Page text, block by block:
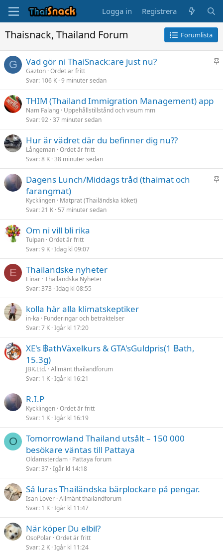
Logga in Registrera
Thaisnack, Thailand Forum Forumlista
G
K
s
Vad gör ni ThaiSnack:are just nu?
Gazton Ordet är fritt
Svar 106 K 9 minuter sedan
THIM (Thailand Immigration Management) app
Nam Falang Uppehållstillstånd och visum mm
Svar 92 37 minuter sedan
Hur är vädret där du befinner dig nu??
Långeman Ordet är fritt
Svar 8 K 38 minuter sedan
K
t
Dagens Lunch/Middags tråd (thaimat och
farangmat)
Kycklingen Matprat (Thailändska köket)
Svar 21 K 57 minuter sedan
Om ni vill bli rika
Tulpan Ordet är fritt
Svar 9 K Idag kl 09:07
E Thailandske nyheter
Einar Thailändska Nyheter
Svar 373 Idag kl 08:55
kolla här alla klimatskeptiker
in-ka
Funderingar och betraktelser
Svar 7 K Igår kl 17:20
XE's ฿athVäxelkurs & GTA'sGuldpris(1 ฿ath,
15.3g)
JBK.Ltd. Allmänt thailandforum
Svar 1 K Igår kl 16:21
R.I.P
Kycklingen Ordet är fritt
Svar 1 K Igår kl 16:19
O
Tomorrowland Thailand utsålt – 150 000
besökare väntas till Pattaya
Oldamsterdam Pattaya forum
Svar 37 Igår kl 14:18
Så luras Thailändska bärplockare på pengar.
Isan Lover Allmänt thailandforum
Svar 1 K Igår kl 11:47
När köper Du elbil?
OsoPolar Ordet är fritt
Svar 2 K Igår kl 11:24